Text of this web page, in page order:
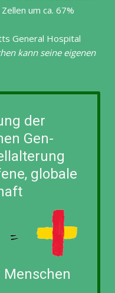
um ca. 67%
General Hospital
kann seine eigenen
der
Gen-
globale